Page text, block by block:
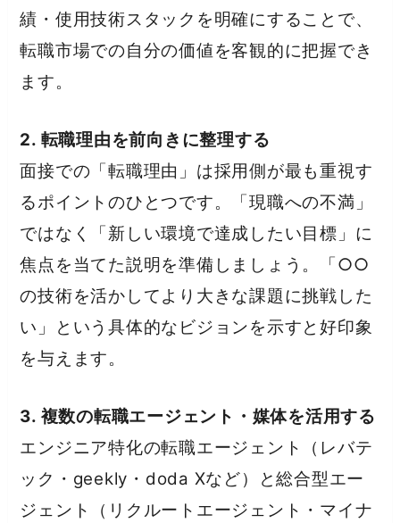
績・使用技術スタックを明確にすることで、
転職市場での自分の価値を客観的に把握でき
ます。
2. 転職理由を前向きに整理する
面接での「転職理由」は採用側が最も重視す
るポイントのひとつです。「現職への不満」
ではなく「新しい環境で達成したい目標」に
焦点を当てた説明を準備しましょう。「○○
の技術を活かしてより大きな課題に挑戦した
い」という具体的なビジョンを示すと好印象
を与えます。
3. 複数の転職エージェント・媒体を活用する
エンジニア特化の転職エージェント（レバテ
ック・geekly・doda Xなど）と総合型エー
ジェント（リクルートエージェント・マイナ